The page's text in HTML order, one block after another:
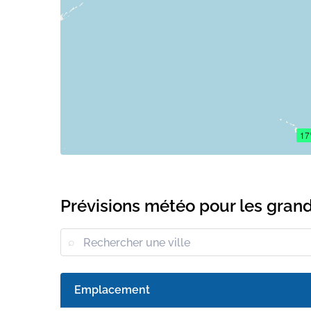
Prévisions météo pour les
Emplacement